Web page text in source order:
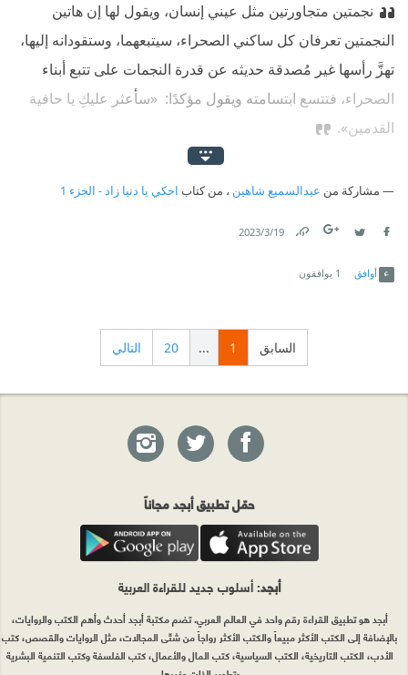
نجمتين متجاورتين مثل عيني إنسان، ويقول لها إن هاتين
النجمتين تعرفان كل ساكني الصحراء، سيتبعهما، وستقودانه إليها،
تهزَّ رأسها غير مُصدقة حديثه عن قدرة النجمات على تتبع أبناء
الصحراء، فتتسع ابتسامته ويقول مؤكدًا: ‫ «سأعثر عليكِ يا حافية
القدمين».
مشاركة من عبدالسميع شاهين ، من كتاب احكي يا دنيا زاد - الجزء 1
19‏/3‏/2023
أوافق 1 يوافقون
السابق 1
...
20 التالي
حمّل تطبيق أبجد مجاناً
أبجد: أسلوب جديد للقراءة العربية
أبجد هو تطبيق القراءة رقم واحد في العالم العربي. تضم مكتبة أبجد أحدث وأهم الكتب والروايات،
بالإضافة إلى الكتب الأكثر مبيعاً والكتب الأكثر رواجاً من شتّى المجالات، مثل الروايات والقصص، كتب
الأدب، الكتب التاريخية، الكتب السياسية، كتب المال والأعمال، كتب الفلسفة وكتب التنمية البشرية